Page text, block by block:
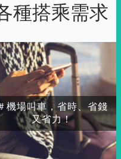
種搭乘需求
機場叫車，省時、省錢
又省力！